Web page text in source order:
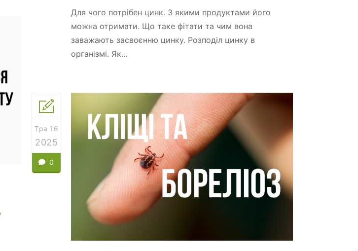
Для чого потрібен цинк. З якими продуктами його
можна отримати. Що таке фітати та чим вона
заважають засвоєнню цинку. Розподіл цинку в
організмі. Як...
Тра 16
2025
0